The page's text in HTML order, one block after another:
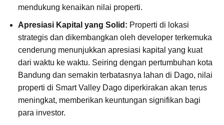
mendukung kenaikan nilai properti.
Apresiasi Kapital yang Solid: Properti di lokasi
strategis dan dikembangkan oleh developer terkemuka
cenderung menunjukkan apresiasi kapital yang kuat
dari waktu ke waktu. Seiring dengan pertumbuhan kota
Bandung dan semakin terbatasnya lahan di Dago, nilai
properti di Smart Valley Dago diperkirakan akan terus
meningkat, memberikan keuntungan signifikan bagi
para investor.